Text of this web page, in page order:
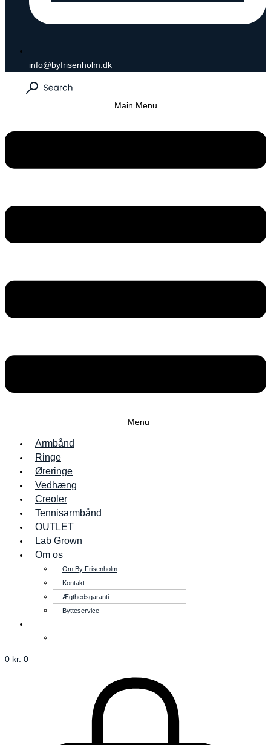
info@byfrisenholm.dk
Main Menu
Menu
Armbånd
Ringe
Øreringe
Vedhæng
Creoler
Tennisarmbånd
OUTLET
Lab Grown
Om os
Om By Frisenholm
Kontakt
Ægthedsgaranti
Bytteservice
0 kr. 0